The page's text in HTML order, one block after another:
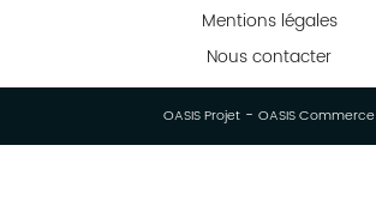
Mentions légales
Nous contacter
OASIS Projet - OASIS Commerce